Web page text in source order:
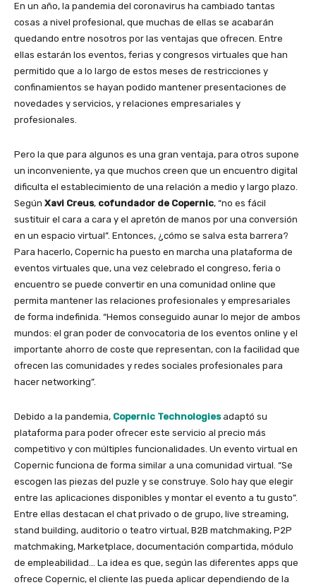
En un año, la pandemia del coronavirus ha cambiado tantas
cosas a nivel profesional, que muchas de ellas se acabarán
quedando entre nosotros por las ventajas que ofrecen. Entre
ellas estarán los eventos, ferias y congresos virtuales que han
permitido que a lo largo de estos meses de restricciones y
confinamientos se hayan podido mantener presentaciones de
novedades y servicios, y relaciones empresariales y
profesionales.
Pero la que para algunos es una gran ventaja, para otros supone
un inconveniente, ya que muchos creen que un encuentro digital
dificulta el establecimiento de una relación a medio y largo plazo.
Según Xavi Creus, cofundador de Copernic, “no es fácil
sustituir el cara a cara y el apretón de manos por una conversión
en un espacio virtual”. Entonces, ¿cómo se salva esta barrera?
Para hacerlo, Copernic ha puesto en marcha una plataforma de
eventos virtuales que, una vez celebrado el congreso, feria o
encuentro se puede convertir en una comunidad online que
permita mantener las relaciones profesionales y empresariales
de forma indefinida. “Hemos conseguido aunar lo mejor de ambos
mundos: el gran poder de convocatoria de los eventos online y el
importante ahorro de coste que representan, con la facilidad que
ofrecen las comunidades y redes sociales profesionales para
hacer networking”.
Debido a la pandemia, Copernic Technologiesadaptó su
plataforma para poder ofrecer este servicio al precio más
competitivo y con múltiples funcionalidades. Un evento virtual en
Copernic funciona de forma similar a una comunidad virtual. “Se
escogen las piezas del puzle y se construye. Solo hay que elegir
entre las aplicaciones disponibles y montar el evento a tu gusto”.
Entre ellas destacan el chat privado o de grupo, live streaming,
stand building, auditorio o teatro virtual, B2B matchmaking, P2P
matchmaking, Marketplace, documentación compartida, módulo
de empleabilidad… La idea es que, según las diferentes apps que
ofrece Copernic, el cliente las pueda aplicar dependiendo de la